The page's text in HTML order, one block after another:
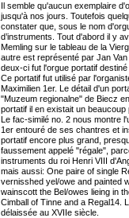
Il semble qu'aucun exemplaire
jusqu'à nos jours. Toutefois
constater que, sous le nom
d’instruments. Tout d'abord il y
Memling sur le tableau de la
autre est représenté par Jan
deux-ci fut l'orgue portatif
Ce portatif fut utilisé par
Maximilien 1er. Le détail d'un
"Muzeum regionalne" de Biecz
portatif il en existait un
Le fac-similé no. 2 nous montre
1er entouré de ses chantres et
portatif encore plus grand,
faussement appelé "régale",
instruments du roi Henri VIII
mais aussi: One paire of single
vernisshed yel/owe and painted
wainscott the Bel/owes lieing in
Cimball of Tinne and a Regal14.
délaissée au XVIIe siècle.